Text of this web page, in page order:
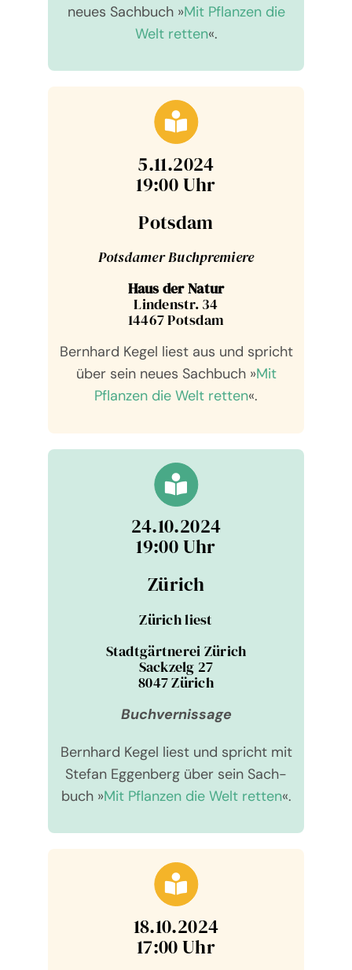
neues Sach­buch »Mit Pflan­zen die
Welt retten«.
5.11.2024
19:00 Uhr
Pots­dam
Pots­da­mer Buch­pre­miere
Haus der Natur
Lin­denstr. 34
14467 Pots­dam
Bernhard Kegel liest aus und spricht
über sein neues Sach­buch »Mit
Pflan­zen die Welt retten«.
24.10.2024
19:00 Uhr
Zürich
Zürich liest
Stadt­gärt­ne­rei Zürich
Sack­zelg 27
8047 Zürich
Buch­ver­nis­sage
Bernhard Kegel liest und spricht mit
Ste­fan Eggen­berg über sein Sach­
buch »Mit Pflan­zen die Welt retten«.
18.10.2024
17:00 Uhr